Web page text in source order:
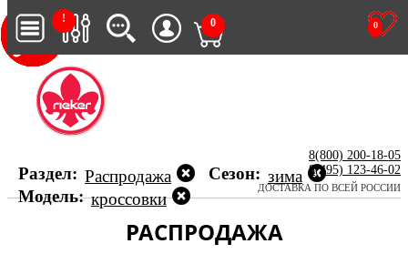
!
0
0
8(800) 200-18-05
8(495) 123-46-02
ДОСТАВКА ПО ВСЕЙ РОССИИ
Раздел: Распродажа Сезон: зима
Модель: кроссовки
РАСПРОДАЖА